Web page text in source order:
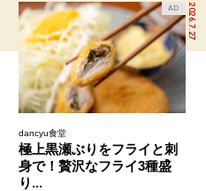
2026.7.27
AD
dancyu食堂
極上黒瀬ぶりをフライと刺
身で！贅沢なフライ3種盛
り...